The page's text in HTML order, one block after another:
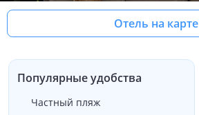
Отель на карте
Популярные удобства
Частный пляж